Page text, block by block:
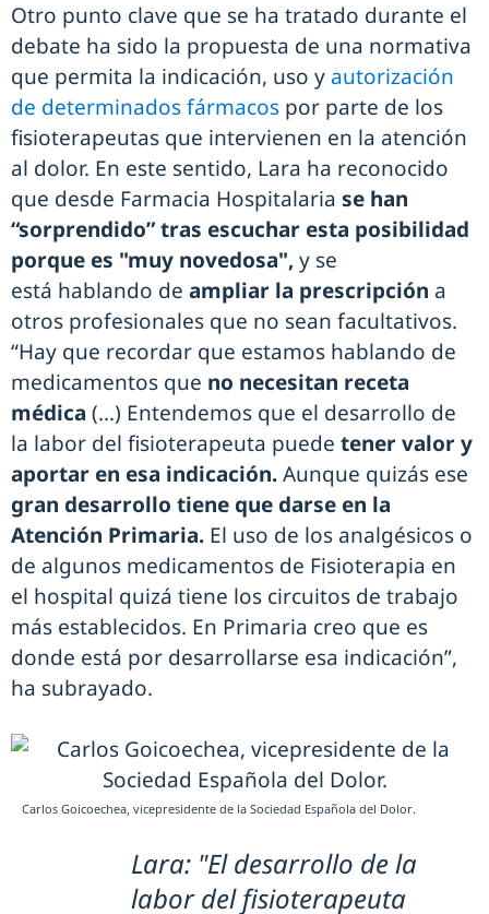
Otro punto clave que se ha tratado durante el
debate ha sido la propuesta de una normativa
que permita la indicación, uso y autorización
de determinados fármacos por parte de los
fisioterapeutas que intervienen en la atención
al dolor. En este sentido, Lara ha reconocido
que desde Farmacia Hospitalaria se han
“sorprendido” tras escuchar esta posibilidad
porque es "muy novedosa", y se
está hablando de ampliar la prescripción a
otros profesionales que no sean facultativos.
“Hay que recordar que estamos hablando de
medicamentos que no necesitan receta
médica (…) Entendemos que el desarrollo de
la labor del fisioterapeuta puede tener valor y
aportar en esa indicación.Aunque quizás ese
gran desarrollo tiene que darse en la
Atención Primaria. El uso de los analgésicos o
de algunos medicamentos de Fisioterapia en
el hospital quizá tiene los circuitos de trabajo
más establecidos. En Primaria creo que es
donde está por desarrollarse esa indicación”,
ha subrayado.
Carlos Goicoechea, vicepresidente de la Sociedad Española del Dolor.
Lara: "El desarrollo de la
labor del fisioterapeuta